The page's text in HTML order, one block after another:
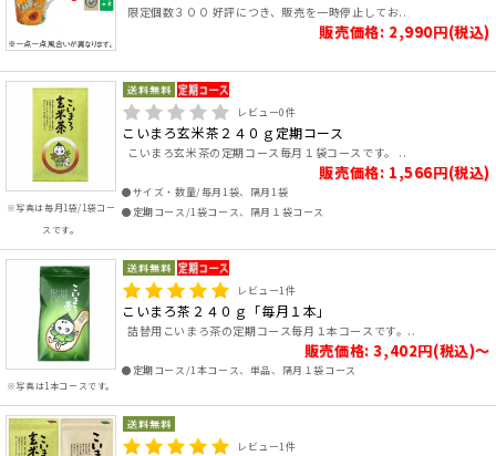
限定個数３００ 好評につき、販売を一時停止してお..
販売価格: 2,990円(税込)
※写真は毎月1袋/1袋コー
スです。
レビュー0件
こいまろ玄米茶２４０ｇ定期コース
こいまろ玄米茶の定期コース毎月１袋コースです。 ..
販売価格: 1,566円(税込)
●サイズ・数量/毎月1袋、隔月1袋
●定期コース/1袋コース、隔月１袋コース
※写真は1本コースです。
レビュー1件
こいまろ茶２４０ｇ「毎月１本」
詰替用こいまろ茶の定期コース毎月１本コースです。..
販売価格: 3,402円(税込)～
●定期コース/1本コース、単品、隔月１袋コース
レビュー1件